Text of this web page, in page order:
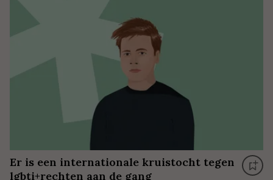
Er is een internationale kruistocht tegen
lgbti+rechten aan de gang